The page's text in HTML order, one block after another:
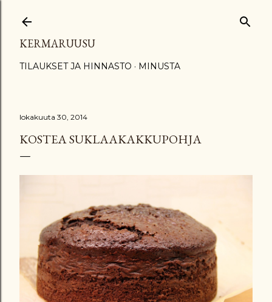
KERMARUUSU
TILAUKSET JA HINNASTO MINUSTA
lokakuuta 30, 2014
KOSTEA SUKLAAKAKKUPOHJA